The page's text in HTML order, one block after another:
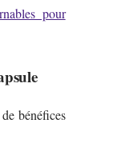
pour
bénéfices